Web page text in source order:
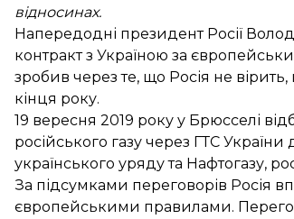
відносинах.
Напередодні президент Росії
контрактз Україною за
зробив через те, що Росія не вірить,
кінця року.
19 вересня 2019 року у Брюсселі
російського газу через ГТС
українського уряду та Нафтогазу,
За підсумками переговорів Росія
європейськими правилами.